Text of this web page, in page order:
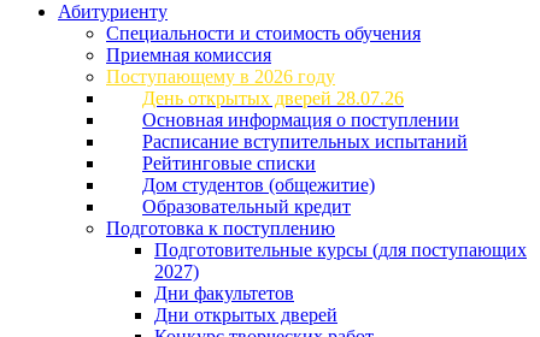
Абитуриенту
Специальности и стоимость обучения
Приемная комиссия
Поступающему в 2026 году
День открытых дверей 28.07.26
Основная информация о поступлении
Расписание вступительных испытаний
Рейтинговые списки
Дом студентов (общежитие)
Образовательный кредит
Подготовка к поступлению
Подготовительные курсы (для поступающих
2027)
Дни факультетов
Дни открытых дверей